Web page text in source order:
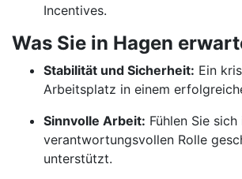
Incentives.
Was Sie in Hagen
Stabilität und Sicherheit: Ein
Arbeitsplatz in einem
Sinnvolle Arbeit: Fühlen Sie
verantwortungsvollen Rolle
unterstützt.